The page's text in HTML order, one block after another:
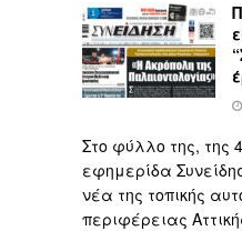
Στο φύλλο της, της
εφημερίδα
νέα της τοπικής
περιφέρειας